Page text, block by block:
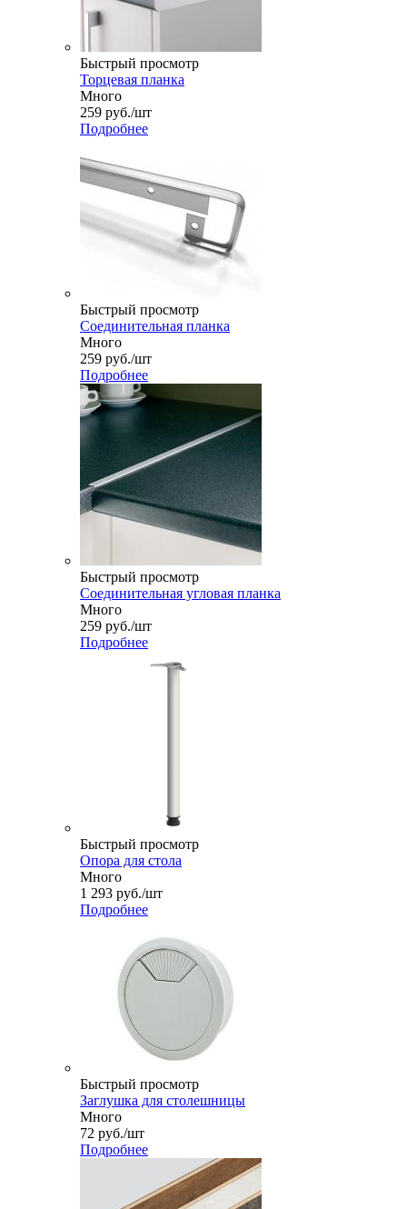
Быстрый просмотр
Торцевая планка
Много
259 руб./шт
Подробнее
Быстрый просмотр
Соединительная планка
Много
259 руб./шт
Подробнее
Быстрый просмотр
Соединительная угловая планка
Много
259 руб./шт
Подробнее
Быстрый просмотр
Опора для стола
Много
1 293 руб./шт
Подробнее
Быстрый просмотр
Заглушка для столешницы
Много
72 руб./шт
Подробнее